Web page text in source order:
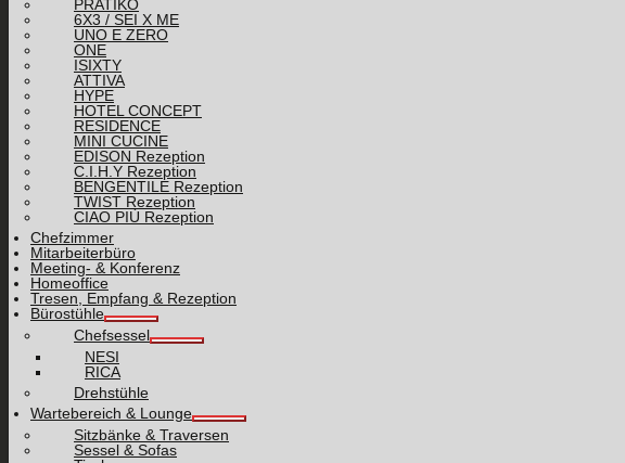
PRATIKO
6X3 / SEI X ME
UNO E ZERO
ONE
ISIXTY
ATTIVA
HYPE
HOTEL CONCEPT
RESIDENCE
MINI CUCINE
EDISON Rezeption
C.I.H.Y Rezeption
BENGENTILE Rezeption
TWIST Rezeption
CIAO PIÙ Rezeption
Chefzimmer
Mitarbeiterbüro
Meeting- & Konferenz
Homeoffice
Tresen, Empfang & Rezeption
Bürostühle
Chefsessel
NESI
RICA
Drehstühle
Wartebereich & Lounge
Sitzbänke & Traversen
Sessel & Sofas